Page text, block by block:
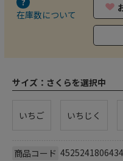
在庫数について
サイズ： さくらを選択中
いちご いちじく
商品コード 4525241806434